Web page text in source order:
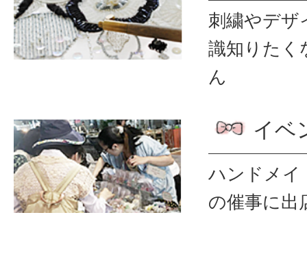
刺繍やデザ
識知りたく
ん
イベ
ハンドメイ
の催事に出